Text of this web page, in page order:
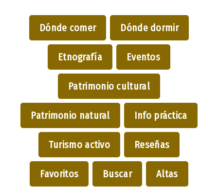
Dónde comer Dónde dormir
Etnografía Eventos
Patrimonio cultural
Patrimonio natural Info práctica
Turismo activo Reseñas
Favoritos Buscar Altas